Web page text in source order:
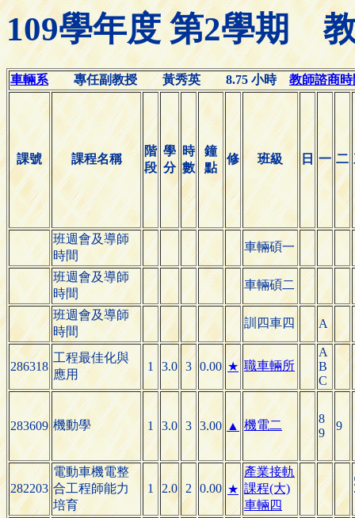
109學年度 第2學期
車輛系專任副教授 黃秀英 8.75 小時教師諮商時
課號 課程名稱
階
段
學
分
時
數
鐘
點
修 班級 日 一 二
班週會及導師
時間
車輛碩一
班週會及導師
時間
車輛碩二
班週會及導師
時間
訓四車四 A
286318
工程最佳化與
應用
1 3.0 3 0.00 ★ 職車輛所
A
B
C
283609 機動學 1 3.0 3 3.00 ▲ 機電二
8
9
9
282203
電動車機電整
合工程師能力
培育
1 2.0 2 0.00 ★
產業接軌
課程(大)
車輛四